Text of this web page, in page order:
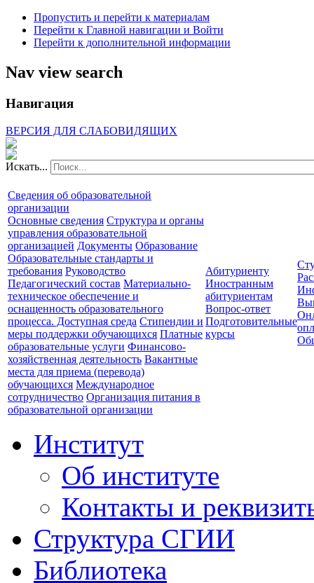
Пропустить и перейти к материалам
Перейти к Главной навигации и Войти
Перейти к дополнительной информации
Nav view search
Навигация
ВЕРСИЯ ДЛЯ СЛАБОВИДЯЩИХ
Искать...
Сведения об образовательной
организации
Основные сведения Структура и органы
управления образовательной
организацией Документы Образование
Образовательные стандарты и
требования Руководство
Педагогический состав Материально-
техническое обеспечение и
оснащенность образовательного
процесса. Доступная среда Стипендии и
меры поддержки обучающихся Платные
образовательные услуги Финансово-
хозяйственная деятельность Вакантные
места для приема (перевода)
обучающихся Международное
сотрудничество Организация питания в
образовательной организации
Абитуриенту
Иностранным
абитуриентам
Вопрос-ответ
Подготовительные
курсы
Институт
Об институте
Контакты и
Структура СГИИ
Библиотека